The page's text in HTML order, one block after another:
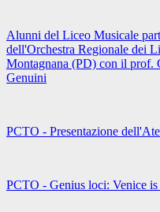
Alunni del Liceo Musicale
dell'Orchestra Regionale dei
Montagnana (PD) con il prof.
Genuini
PCTO - Presentazione
PCTO - Genius loci: Venice